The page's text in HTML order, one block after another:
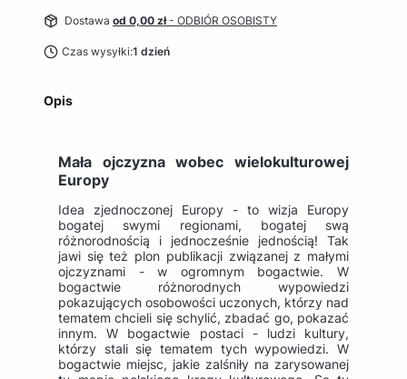
Dostawa od 0,00 zł- ODBIÓR OSOBISTY
Czas wysyłki:1 dzień
Opis
Mała ojczyzna wobec wielokulturowej
Europy
Idea zjednoczonej Europy - to wizja Europy
bogatej swymi regionami, bogatej swą
różnorodnością i jednocześnie jednością! Tak
jawi się też plon publikacji związanej z małymi
ojczyznami - w ogromnym bogactwie. W
bogactwie różnorodnych wypowiedzi
pokazujących osobowości uczonych, którzy nad
tematem chcieli się schylić, zbadać go, pokazać
innym. W bogactwie postaci - ludzi kultury,
którzy stali się tematem tych wypowiedzi. W
bogactwie miejsc, jakie zalśniły na zarysowanej